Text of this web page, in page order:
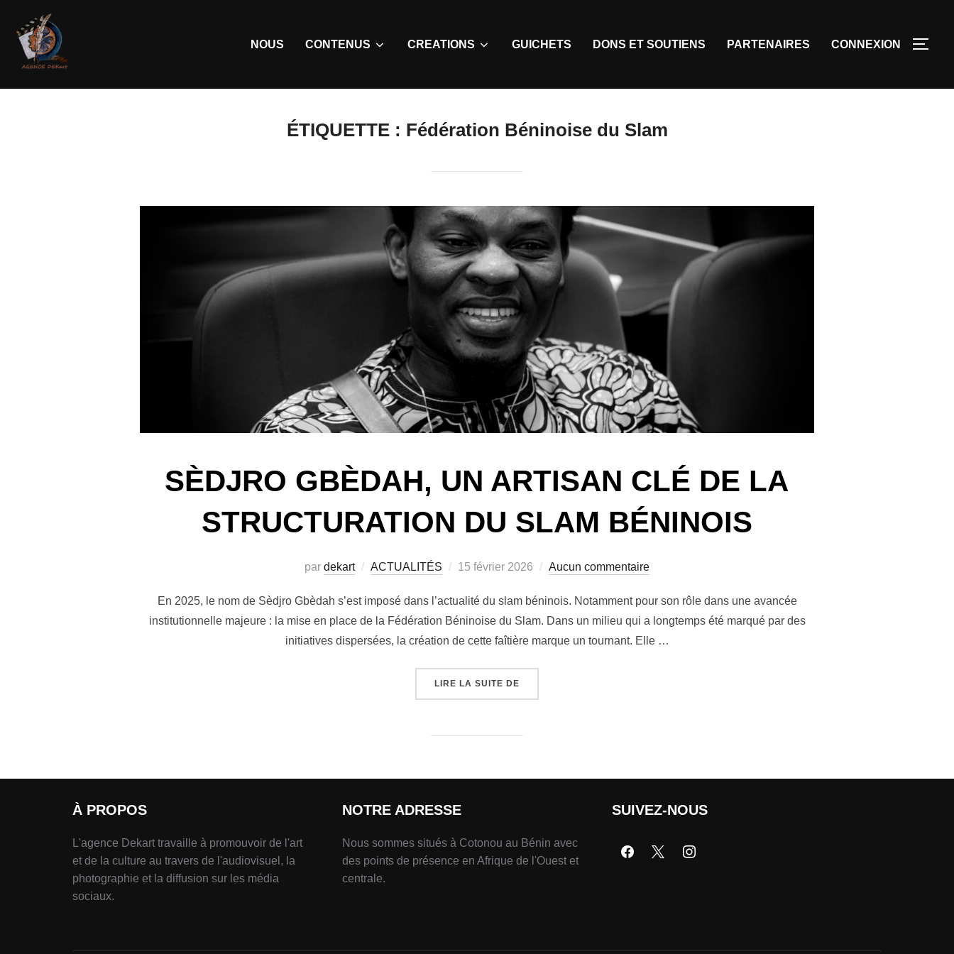
NOUS CONTENUS CREATIONS GUICHETS DONS ET SOUTIENS PARTENAIRES CONNEXION
ÉTIQUETTE : Fédération Béninoise du Slam
SÈDJRO GBÈDAH, UN ARTISAN CLÉ DE LA
STRUCTURATION DU SLAM BÉNINOIS
par dekart ACTUALITÉS 15 février 2026 Aucun commentaire
En 2025, le nom de Sèdjro Gbèdah s’est imposé dans l’actualité du slam béninois. Notamment pour son rôle dans une avancée
institutionnelle majeure : la mise en place de la Fédération Béninoise du Slam. Dans un milieu qui a longtemps été marqué par des
initiatives dispersées, la création de cette faîtière marque un tournant. Elle …
LIRE LA SUITE DE
À PROPOS
L'agence Dekart travaille à promouvoir de l'art
et de la culture au travers de l'audiovisuel, la
photographie et la diffusion sur les média
sociaux.
NOTRE ADRESSE
Nous sommes situés à Cotonou au Bénin avec
des points de présence en Afrique de l'Ouest et
centrale.
SUIVEZ-NOUS